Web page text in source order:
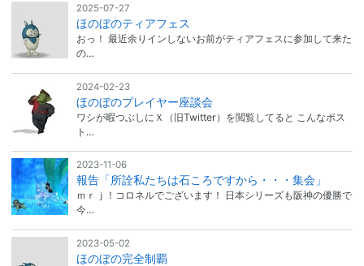
2025-07-27
ほのぼのティアフェス
おっ！ 最近余りインしないお前がティアフェスに参加して来た
の…
2024-02-23
ほのぼのプレイヤー座談会
ワシが暇つぶしにＸ（旧Twitter）を閲覧してると こんなポス
ト…
2023-11-06
報告「所詮私たちは石ころですから・・・集会」
ｍｒｊ！コロネルでございます！ 日本シリーズも阪神の優勝で
今…
2023-05-02
ほのぼの完全制覇